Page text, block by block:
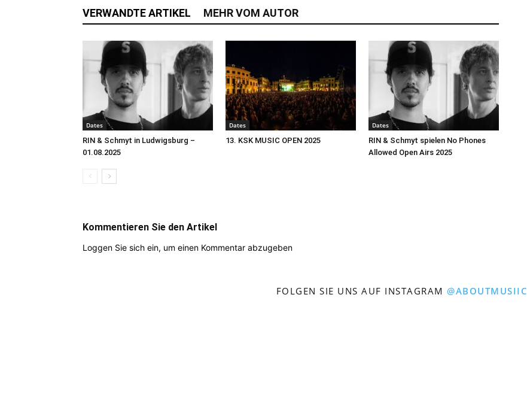
VERWANDTE ARTIKEL MEHR VOM AUTOR
Dates
RIN & Schmyt in Ludwigsburg –
01.08.2025
Dates
13. KSK MUSIC OPEN 2025
Dates
RIN & Schmyt spielen No Phones
Allowed Open Airs 2025
Kommentieren Sie den Artikel
Loggen Sie sich ein, um einen Kommentar abzugeben
FOLGEN SIE UNS AUF INSTAGRAM@ABOUTMUSIIC